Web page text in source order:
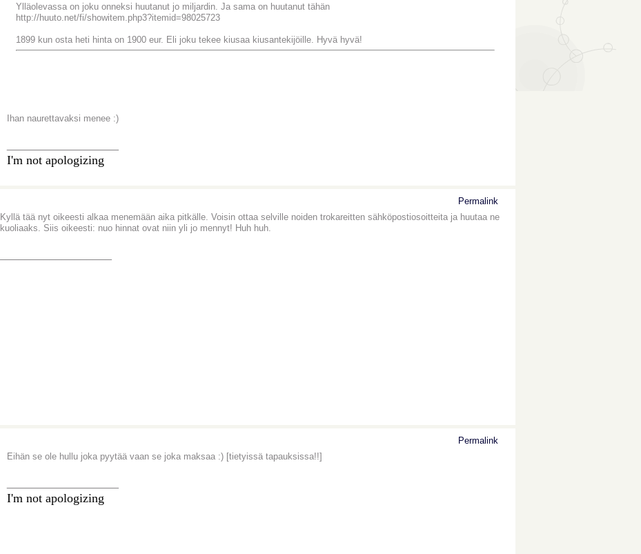
Ylläolevassa on joku onneksi huutanut jo miljardin. Ja sama on huutanut tähän
http://huuto.net/fi/showitem.php3?itemid=98025723
1899 kun osta heti hinta on 1900 eur. Eli joku tekee kiusaa kiusantekijöille. Hyvä hyvä!
Ihan naurettavaksi menee :)
I'm not apologizing
Permalink
Kyllä tää nyt oikeesti alkaa menemään aika pitkälle. Voisin ottaa selville noiden trokareitten sähköpostiosoitteita ja huutaa ne
kuoliaaks. Siis oikeesti: nuo hinnat ovat niin yli jo mennyt! Huh huh.
Permalink
Eihän se ole hullu joka pyytää vaan se joka maksaa :) [tietyissä tapauksissa!!]
I'm not apologizing